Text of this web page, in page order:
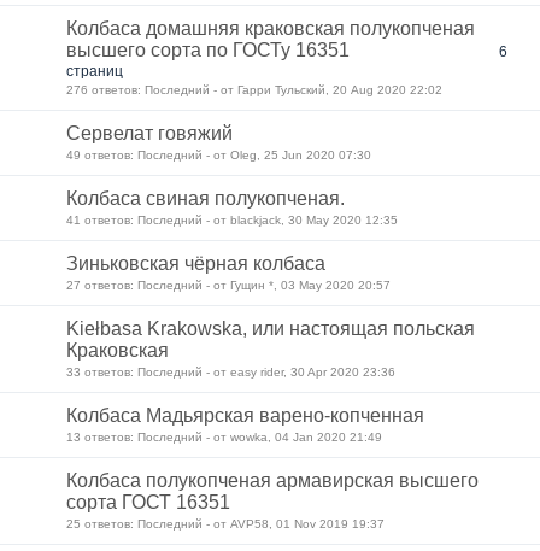
Колбаса домашняя краковская полукопченая
высшего сорта по ГОСТу 16351
6
страниц
276 ответов: Последний - от Гарри Тульский, 20 Aug 2020 22:02
Сервелат говяжий
49 ответов: Последний - от Oleg, 25 Jun 2020 07:30
Колбаса свиная полукопченая.
41 ответов: Последний - от blackjack, 30 May 2020 12:35
Зиньковская чёрная колбаса
27 ответов: Последний - от Гущин *, 03 May 2020 20:57
Kiełbasa Krakowska, или настоящая польская
Краковская
33 ответов: Последний - от easy rider, 30 Apr 2020 23:36
Колбаса Мадьярская варено-копченная
13 ответов: Последний - от wowka, 04 Jan 2020 21:49
Колбаса полукопченая армавирская высшего
сорта ГОСТ 16351
25 ответов: Последний - от AVP58, 01 Nov 2019 19:37